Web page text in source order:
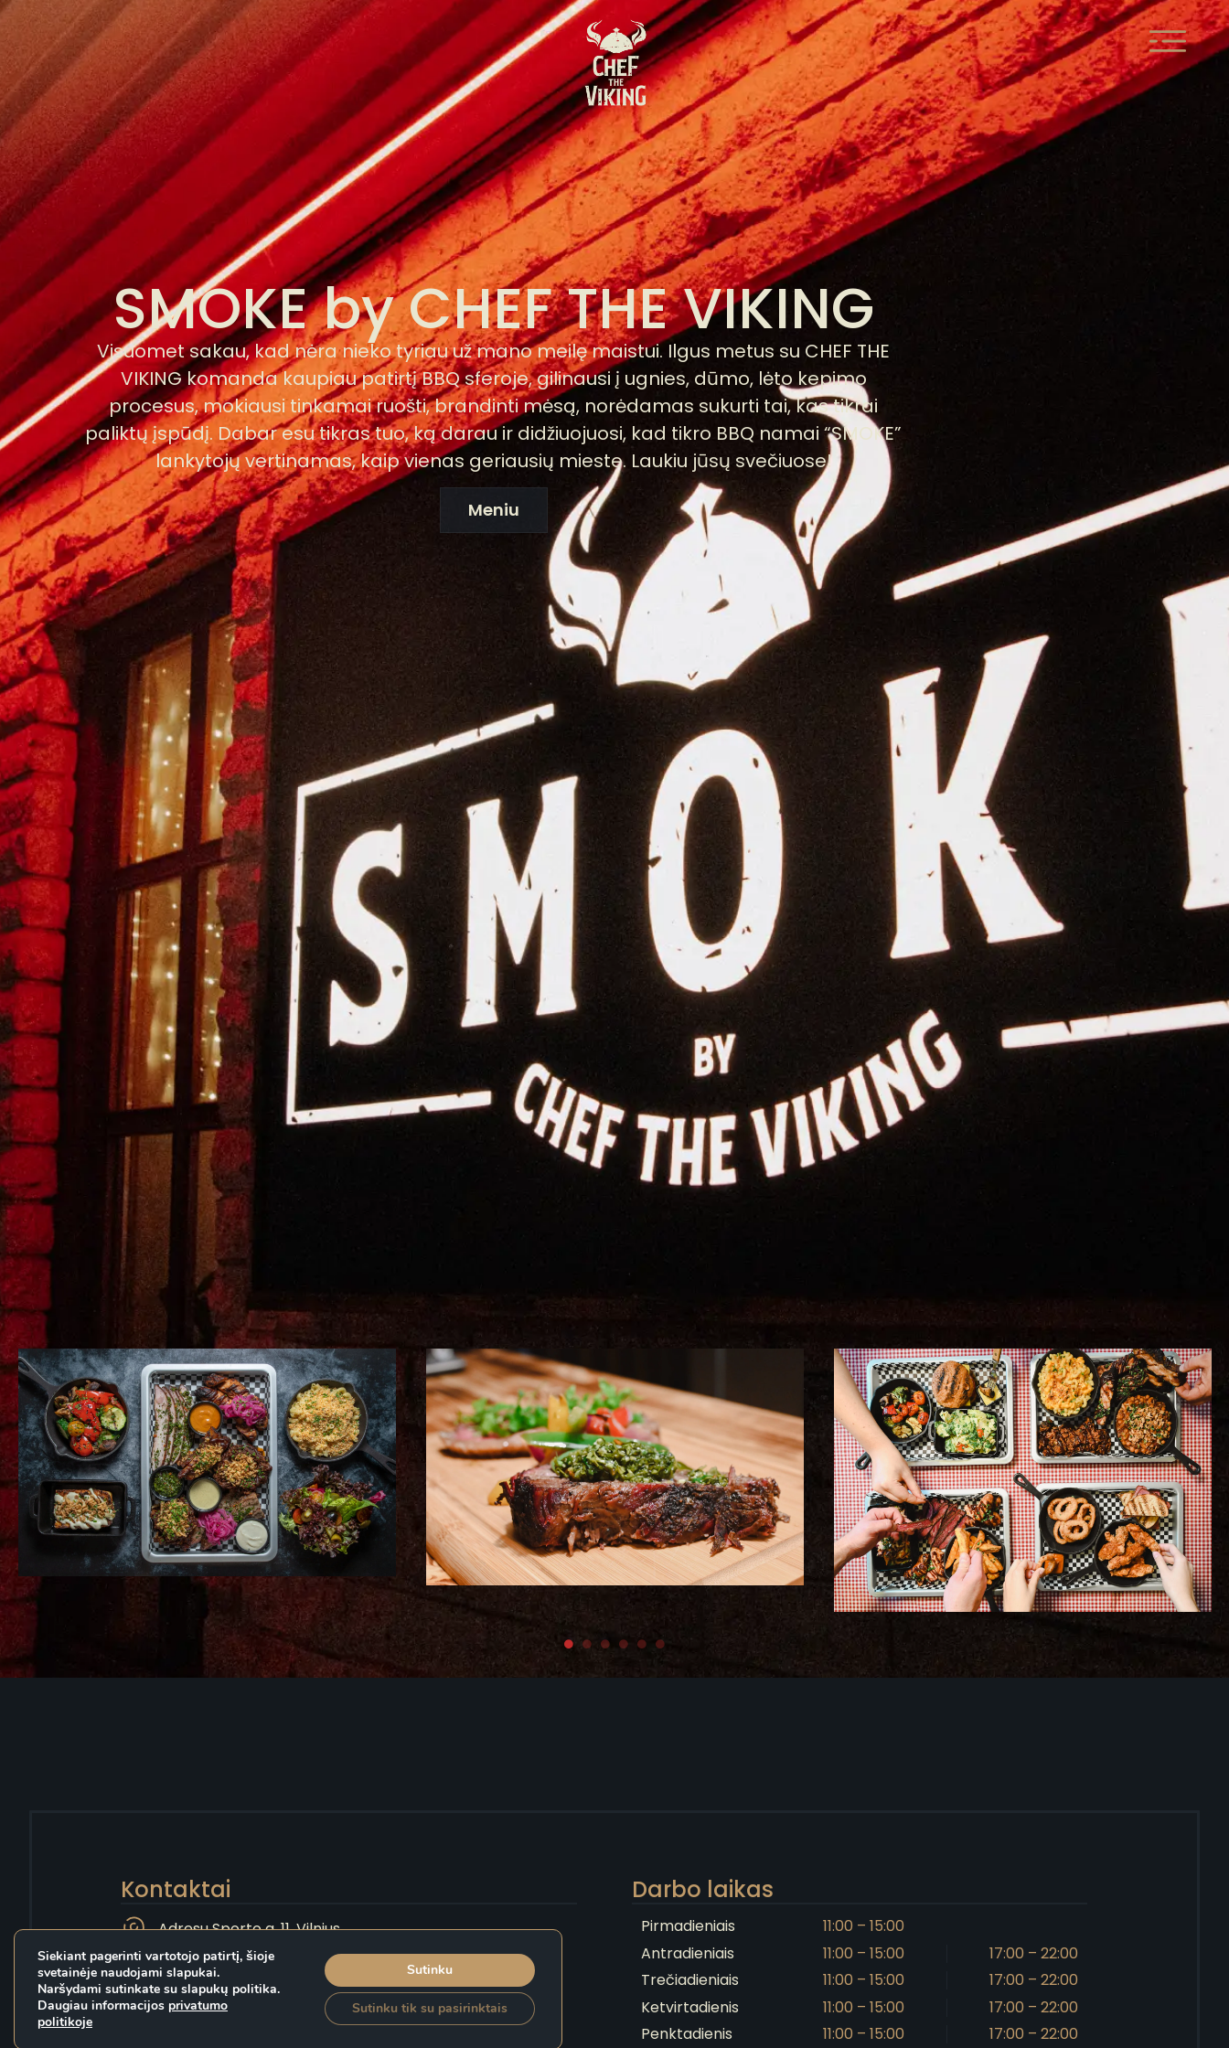
SMOKE by CHEF THE VIKING​
Visuomet sakau, kad nėra nieko tyriau už mano meilę maistui. Ilgus metus su CHEF THE
VIKING komanda kaupiau patirtį BBQ sferoje, gilinausi į ugnies, dūmo, lėto kepimo
procesus, mokiausi tinkamai ruošti, brandinti mėsą, norėdamas sukurti tai, kas tikrai
paliktų įspūdį. Dabar esu tikras tuo, ką darau ir didžiuojuosi, kad tikro BBQ namai “SMOKE”
lankytojų vertinamas, kaip vienas geriausių mieste. Laukiu jūsų svečiuose!
Meniu
Kontaktai
Adresu Sporto g. 11, Vilnius
smoke@vikingthechef.com
+37063753333
Darbo laikas
Pirmadieniais
11:00 – 15:00
Antradieniais
11:00 – 15:00
17:00 – 22:00
Trečiadieniais
11:00 – 15:00
17:00 – 22:00
Ketvirtadienis
11:00 – 15:00
17:00 – 22:00
Penktadienis
11:00 – 15:00
17:00 – 22:00
Siekiant pagerinti vartotojo patirtį, šioje
svetainėje naudojami slapukai.
Naršydami sutinkate su slapukų politika.
Daugiau informacijos privatumo
politikoje
Sutinku
Sutinku tik su pasirinktais